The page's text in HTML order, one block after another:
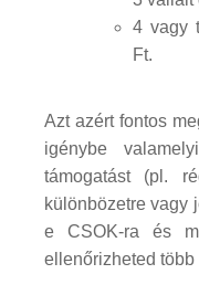
4 vagy
Ft.
Azt azért fontos
igénybe
támogatást (pl.
különbözetre vagy
e CSOK-ra és
ellenőrizheted több